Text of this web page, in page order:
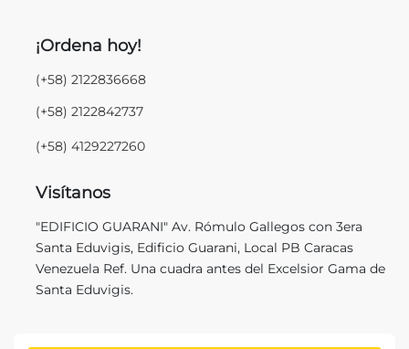
¡Ordena hoy!
(+58) 2122836668
(+58) 2122842737
(+58) 4129227260
Visítanos
"EDIFICIO GUARANI" Av. Rómulo Gallegos con 3era
Santa Eduvigis, Edificio Guarani, Local PB Caracas
Venezuela Ref. Una cuadra antes del Excelsior Gama de
Santa Eduvigis.